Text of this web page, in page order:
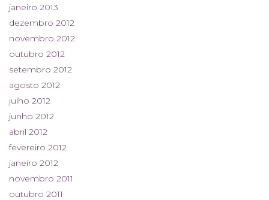
janeiro 2013
dezembro 2012
novembro 2012
outubro 2012
setembro 2012
agosto 2012
julho 2012
junho 2012
abril 2012
fevereiro 2012
janeiro 2012
novembro 2011
outubro 2011